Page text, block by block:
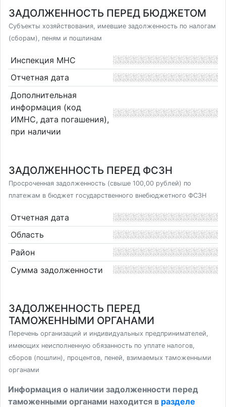
ЗАДОЛЖЕННОСТЬ ПЕРЕД БЮДЖЕТОМ
Субъекты хозяйствования, имевшие задолженность по налогам
(сборам), пеням и пошлинам
Инспекция МНС
Отчетная дата
Дополнительная
информация (код
ИМНС, дата погашения),
при наличии
ЗАДОЛЖЕННОСТЬ ПЕРЕД ФСЗН
Просроченная задолженность (свыше 100,00 рублей) по
платежам в бюджет государственного внебюджетного ФСЗН
Отчетная дата
Область
Район
Сумма задолженности
ЗАДОЛЖЕННОСТЬ ПЕРЕД
ТАМОЖЕННЫМИ ОРГАНАМИ
Перечень организаций и индивидуальных предпринимателей,
имеющих неисполненную обязанность по уплате налогов,
сборов (пошлин), процентов, пеней, взимаемых таможенными
органами
Информация о наличии задолженности перед
таможенными органами находится в разделе